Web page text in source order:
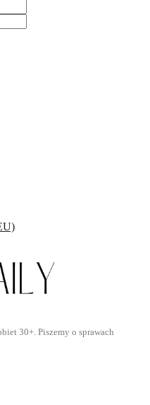
30+. Piszemy o sprawach